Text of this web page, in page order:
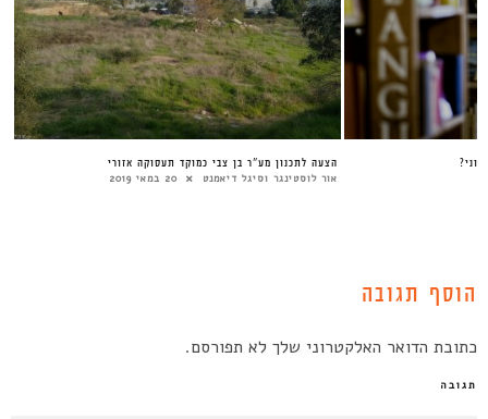
הצעה לתכנון מע”ר בן צבי כמוקד תעסוקה אזורי
אור לוסטינגר וסיגל דיאמנט 20 במאי 2019
הוסף תגובה
כתובת הדואר האלקטרוני שלך לא תפורסם.
תגובה